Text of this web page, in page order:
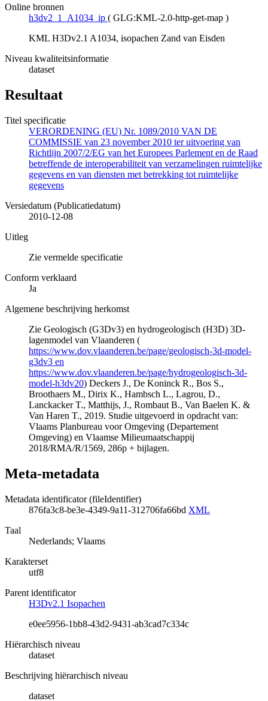
Online bronnen
h3dv2_1_A1034_ip ( GLG:KML-2.0-http-get-map )
KML H3Dv2.1 A1034, isopachen Zand van Eisden
Niveau kwaliteitsinformatie
dataset
Resultaat
Titel specificatie
VERORDENING (EU) Nr. 1089/2010 VAN DE
COMMISSIE van 23 november 2010 ter uitvoering van
Richtlijn 2007/2/EG van het Europees Parlement en de Raad
betreffende de interoperabiliteit van verzamelingen ruimtelijke
gegevens en van diensten met betrekking tot ruimtelijke
gegevens
Versiedatum (Publicatiedatum)
2010-12-08
Uitleg
Zie vermelde specificatie
Conform verklaard
Ja
Algemene beschrijving herkomst
Zie Geologisch (G3Dv3) en hydrogeologisch (H3D) 3D-
lagenmodel van Vlaanderen (
https://www.dov.vlaanderen.be/page/geologisch-3d-model-
g3dv3 en
https://www.dov.vlaanderen.be/page/hydrogeologisch-3d-
model-h3dv20) Deckers J., De Koninck R., Bos S.,
Broothaers M., Dirix K., Hambsch L., Lagrou, D.,
Lanckacker T., Matthijs, J., Rombaut B., Van Baelen K. &
Van Haren T., 2019. Studie uitgevoerd in opdracht van:
Vlaams Planbureau voor Omgeving (Departement
Omgeving) en Vlaamse Milieumaatschappij
2018/RMA/R/1569, 286p + bijlagen.
Meta-metadata
Metadata identificator (fileIdentifier)
876fa3c8-be3e-4349-9a11-312706fa66bd XML
Taal
Nederlands; Vlaams
Karakterset
utf8
Parent identificator
H3Dv2.1 Isopachen
e0ee5956-1bb8-43d2-9431-ab3cad7c334c
Hiërarchisch niveau
dataset
Beschrijving hiërarchisch niveau
dataset